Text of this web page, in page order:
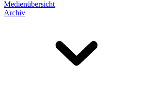
Medienübersicht
Archiv